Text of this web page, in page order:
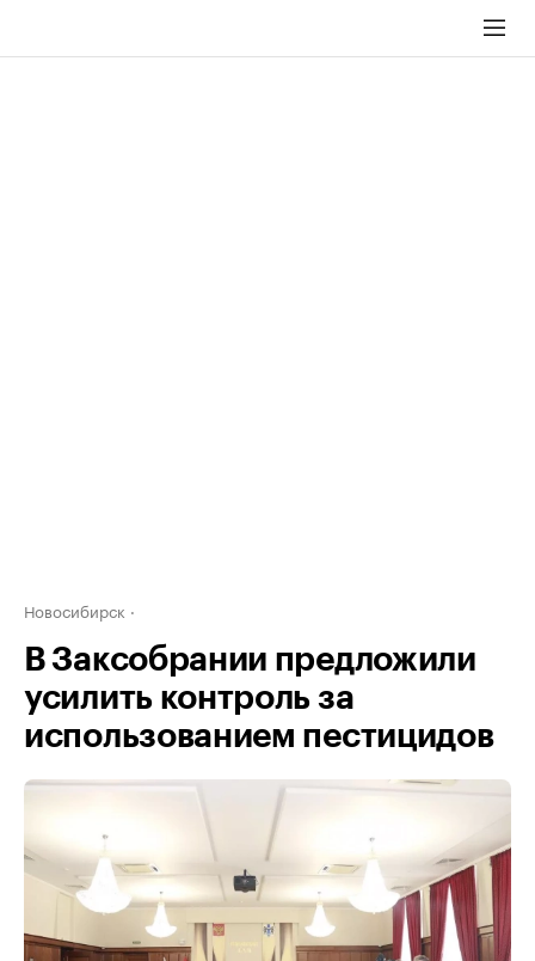
Новосибирск
В Заксобрании предложили
усилить контроль за
использованием пестицидов